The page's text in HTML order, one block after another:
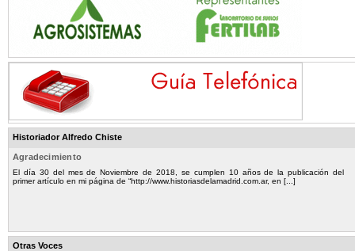
Historiador Alfredo Chiste
Agradecimiento
El día 30 del mes de Noviembre de 2018, se cumplen 10 años de la publicación del
primer artículo en mi página de “http://www.historiasdelamadrid.com.ar, en [...]
Otras Voces